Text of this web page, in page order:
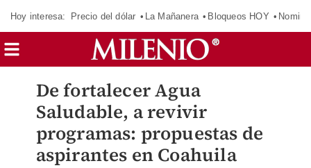
Hoy interesa: Precio del dólar La Mañanera Bloqueos HOY
De fortalecer Agua
Saludable, a revivir
programas: propuestas de
aspirantes en Coahuila